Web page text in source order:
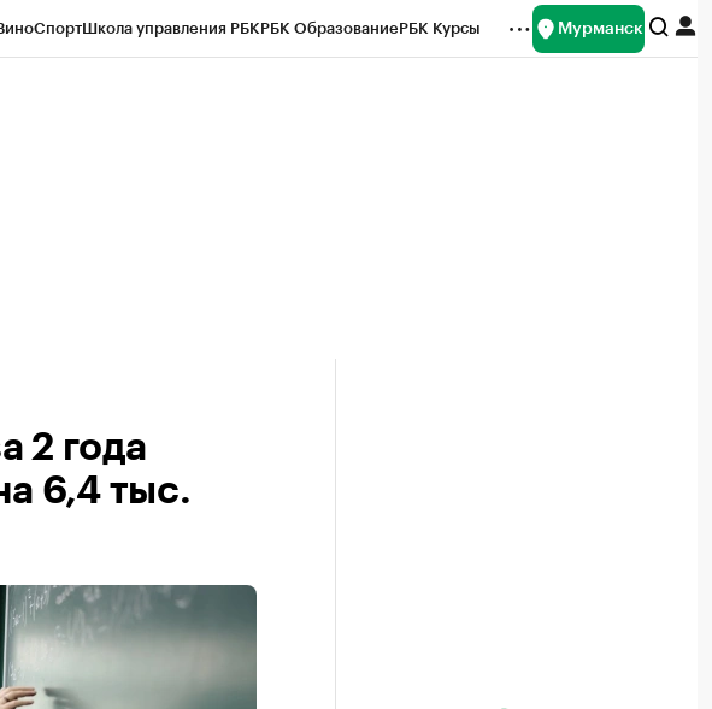
СпортШкола управления РБКРБК ОбразованиеРБК Курсы Мурманск
2 года
6,4 тыс.